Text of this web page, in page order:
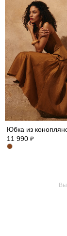
Юбка из
11 990 ₽